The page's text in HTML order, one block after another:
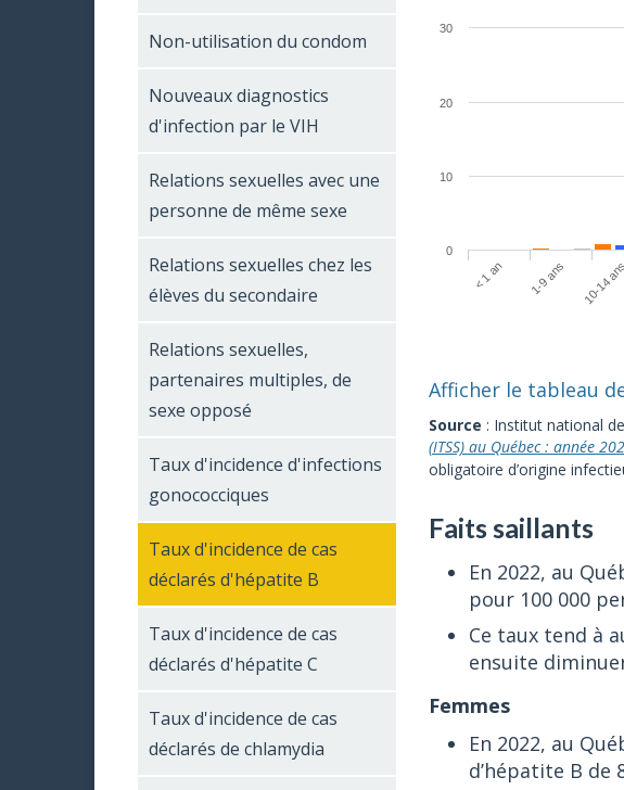
Non-utilisation du condom
Nouveaux diagnostics
d'infection par le VIH
Relations sexuelles avec une
personne de même sexe
Relations sexuelles chez les
élèves du secondaire
Relations sexuelles,
partenaires multiples, de
sexe opposé
Taux d'incidence d'infections
gonococciques
Taux d'incidence de cas
déclarés d'hépatite B
Taux d'incidence de cas
déclarés d'hépatite C
Taux d'incidence de cas
déclarés de chlamydia
< 1 an 1-9 ans 10-14 ans
0
10
20
30
Afficher le tableau
Source : Institut national
(ITSS) au Québec : année
obligatoire d’origine
Faits saillants
En 2022, au
pour 100 000
Ce taux tend à
ensuite
Femmes
En 2022, au
d’hépatite B de